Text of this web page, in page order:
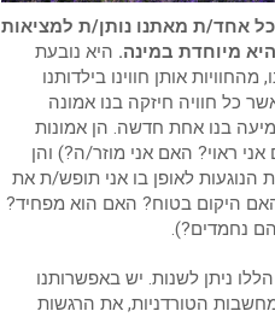
אחד/ת מאתנו נותן/ת למציאות
מיוחדת במינה. היא נובעת
מהחוויות אותן חווינו בילדותנו
כל חוויה חיזקה בנו אמונה
בנו אחת חדשה. הן אמונות
ראוי? האם אני מוזר/ה?) והן
הנוגעות לאופן בו אני תופש/ת את
היקום בטוח? האם הוא מפחיד?
נחמדים?).
ניתן לשנות. יש באפשרותנו
הטורדניות, את הרגשות